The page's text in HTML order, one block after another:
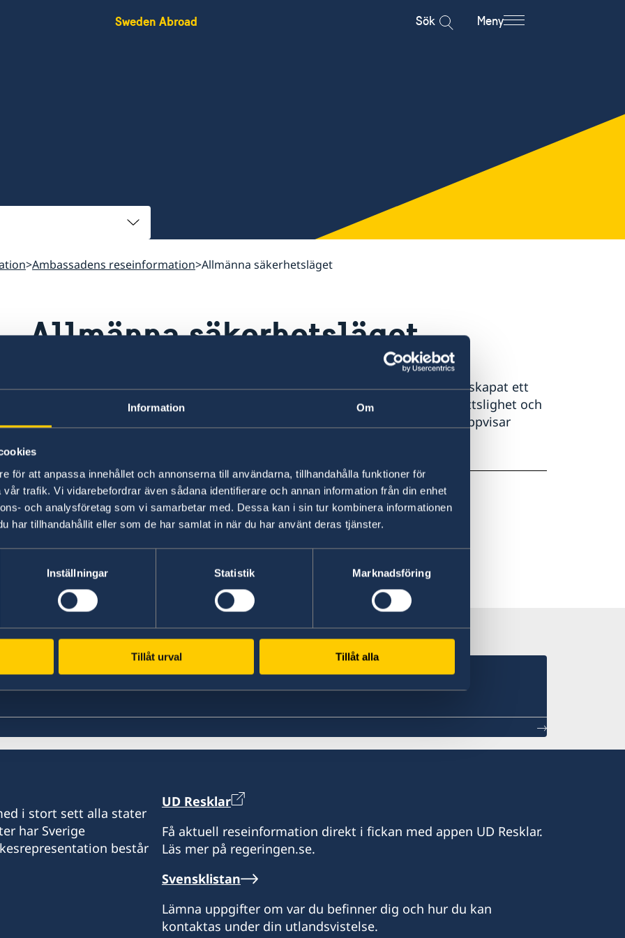
Information Om
för att anpassa innehållet och annonserna till användarna, tillhandahålla funktioner för
trafik. Vi vidarebefordrar även sådana identifierare och annan information från din enhet
och analysföretag som vi samarbetar med. Dessa kan i sin tur kombinera informationen
har tillhandahållit eller som de har samlat in när du har använt deras tjänster.
Inställningar Statistik Marknadsföring
Tillåt urval Tillåt alla
Sweden Abroad Sök Meny
Ambassadens reseinformation Allmänna säkerhetsläget
Allmänna säkerhetsläget
De höga våldsnivåerna i kombination med den utbredda straffriheten har skapat ett
osäkert samhälle där kriminella gäng, narkotikarelaterad organiserad brottslighet och
vanlig kriminalitet är omfattande. Polisen, liksom åklagare och domare, uppvisar
Senast uppdaterad 02 juni 2026, 09.05
i stort sett alla stater
har Sverige
består
UD Resklar
Få aktuell reseinformation direkt i fickan med appen UD Resklar.
Läs mer på regeringen.se.
Svensklistan
Lämna uppgifter om var du befinner dig och hur du kan
kontaktas under din utlandsvistelse.